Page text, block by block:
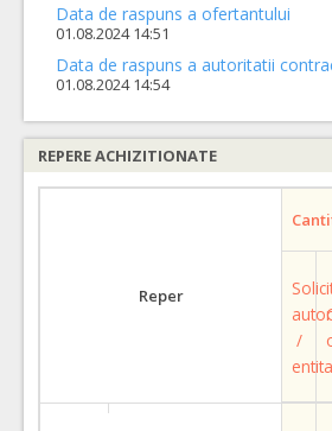
Data de raspuns a ofertantului
01.08.2024 14:51
Data de raspuns a autoritatii
01.08.2024 14:54
REPERE ACHIZITIONATE
Reper
/